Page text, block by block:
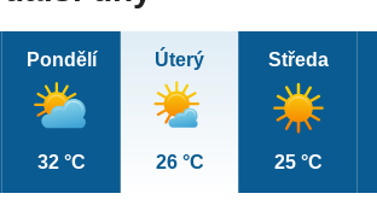
Pondělí
32 °C
Úterý
26 °C
Středa
25 °C